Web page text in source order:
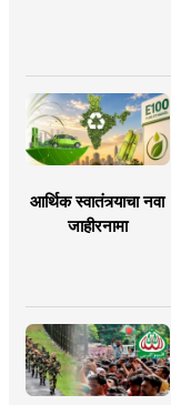
आर्थिक स्वातंत्र्याचा नवा
जाहीरनामा